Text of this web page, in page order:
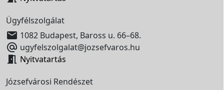
Ügyfélszolgálat
 1082 Budapest, Baross u. 66–68.
 ugyfelszolgalat@jozsefvaros.hu
 Nyitvatartás
Józsefvárosi Rendészet